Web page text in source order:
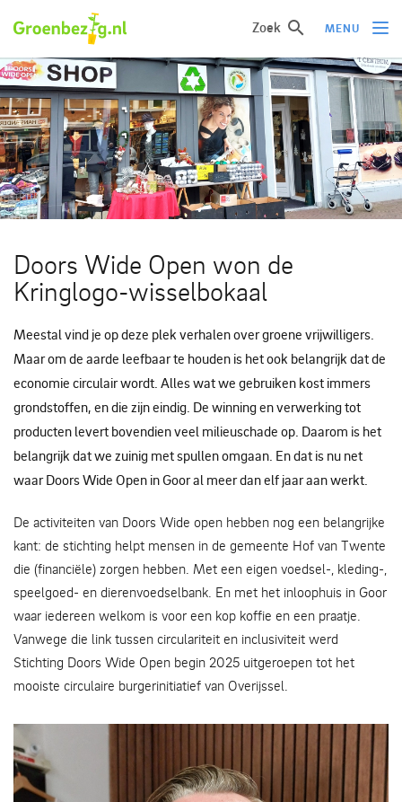
Zoek MENU
Ik wil iets doen
Ik wil iets leren
Groepen of initiatieven
Verhalen uit het veld
Over groenbezig
Meld jouw werkgroep of initiatief aan
Doors Wide Open won de
Kringlogo-wisselbokaal
Meestal vind je op deze plek verhalen over groene vrijwilligers.
Maar om de aarde leefbaar te houden is het ook belangrijk dat de
economie circulair wordt. Alles wat we gebruiken kost immers
grondstoffen, en die zijn eindig. De winning en verwerking tot
producten levert bovendien veel milieuschade op. Daarom is het
belangrijk dat we zuinig met spullen omgaan. En dat is nu net
waar Doors Wide Open in Goor al meer dan elf jaar aan werkt.
De activiteiten van Doors Wide open hebben nog een belangrijke
kant: de stichting helpt mensen in de gemeente Hof van Twente
die (financiële) zorgen hebben. Met een eigen voedsel-, kleding-,
speelgoed- en dierenvoedselbank. En met het inloophuis in Goor
waar iedereen welkom is voor een kop koffie en een praatje.
Vanwege die link tussen circulariteit en inclusiviteit werd
Stichting Doors Wide Open begin 2025 uitgeroepen tot het
mooiste circulaire burgerinitiatief van Overijssel.